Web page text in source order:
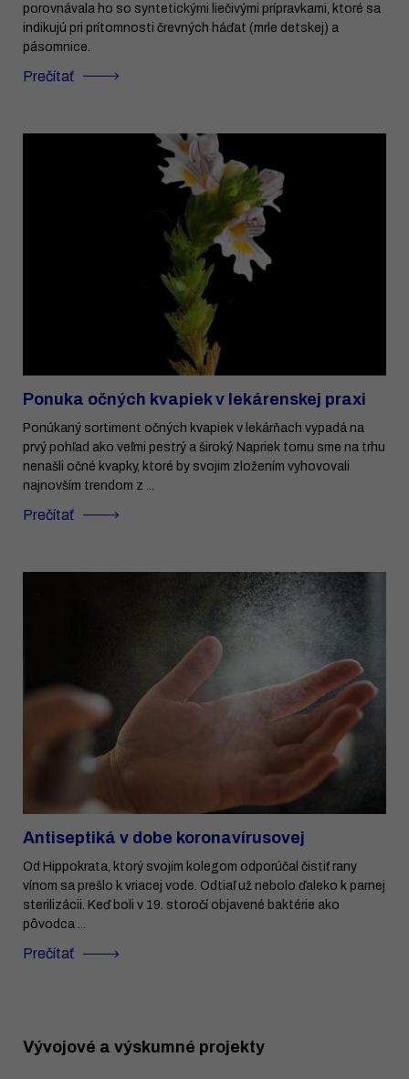
porovnávala ho so syntetickými liečivými prípravkami, ktoré sa
indikujú pri prítomnosti črevných háďat (mrle detskej) a
pásomnice.
Prečítať
Ponuka očných kvapiek v lekárenskej praxi
Ponúkaný sortiment očných kvapiek v lekárňach vypadá na
prvý pohľad ako veľmi pestrý a široký. Napriek tomu sme na trhu
nenašli očné kvapky, ktoré by svojim zložením vyhovovali
najnovším trendom z ...
Prečítať
Antiseptiká v dobe koronavírusovej
Od Hippokrata, ktorý svojím kolegom odporúčal čistiť rany
vínom sa prešlo k vriacej vode. Odtiaľ už nebolo ďaleko k parnej
sterilizácii. Keď boli v 19. storočí objavené baktérie ako
pôvodca ...
Prečítať
Vývojové a výskumné projekty